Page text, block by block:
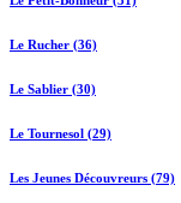
Le Rucher (36)
Le Sablier (30)
Le Tournesol (29)
Les Jeunes Découvreurs (79)